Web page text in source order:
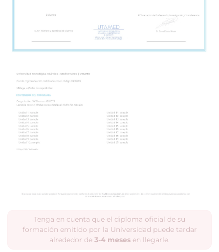
Tenga en cuenta que el diploma oficial de su
formación emitido por la Universidad puede tardar
alrededor de 3-4 meses en llegarle.